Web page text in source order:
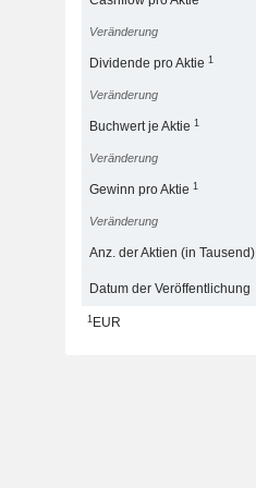
Veränderung
Dividende pro Aktie1
Veränderung
Buchwert je Aktie1
Veränderung
Gewinn pro Aktie1
Veränderung
Anz. der Aktien (in Tausend)
Datum der Veröffentlichung
1EUR